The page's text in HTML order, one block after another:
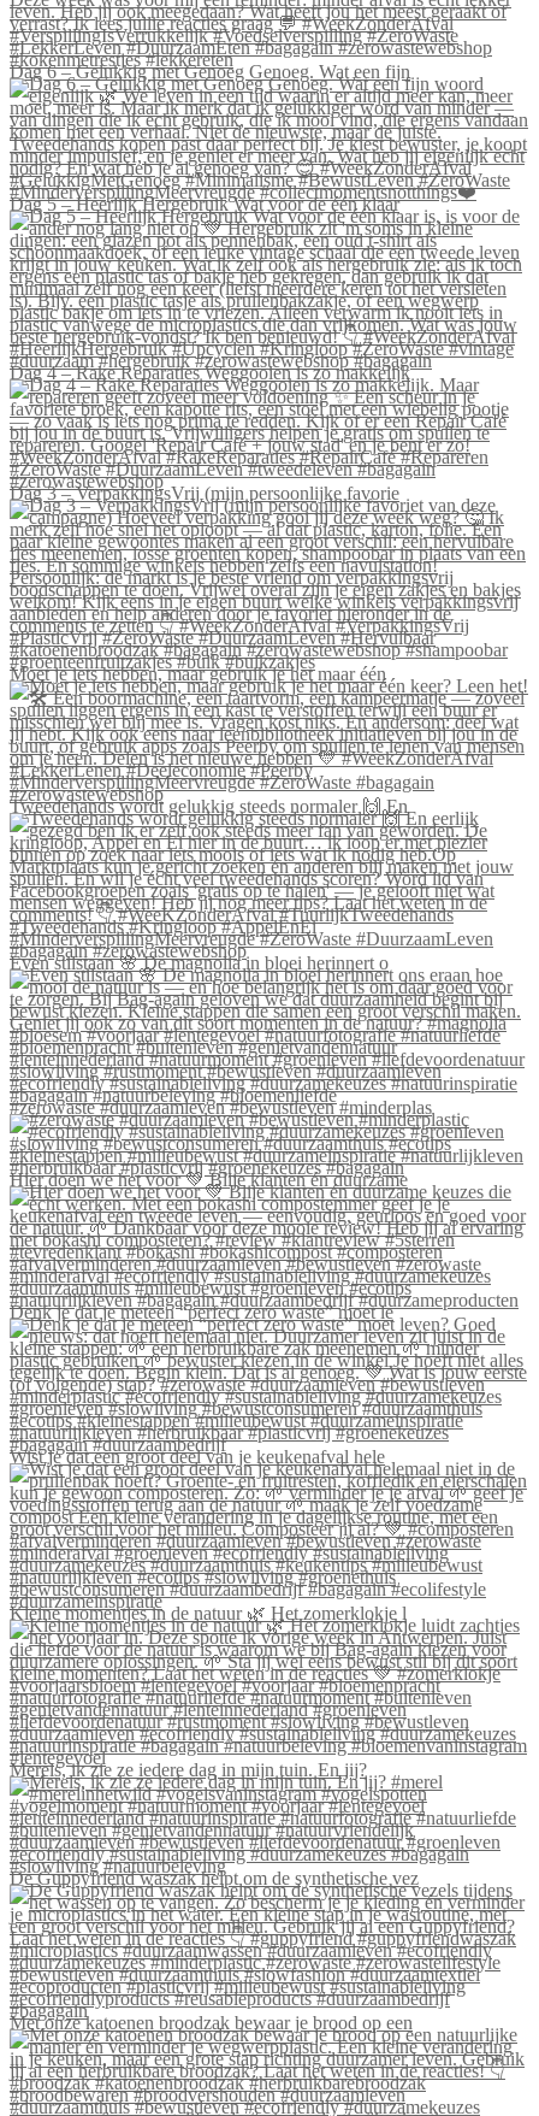
Dag 6 – Gelukkig met Genoeg Genoeg. Wat een fijn
Dag 5 – Heerlijk Hergebruik Wat voor de één klaar
Dag 4 – Rake Reparaties Weggooien is zo makkelijk
Dag 3 – VerpakkingsVrij (mijn persoonlijke favorie
Moet je iets hebben, maar gebruik je het maar één
Tweedehands wordt gelukkig steeds normaler 🙌 En
Even stilstaan 🌸 De magnolia in bloei herinnert o
#zerowaste #duurzaamleven #bewustleven #minderplas
Hier doen we het voor 💚 Blije klanten én duurzame
Denk je dat je meteen “perfect zero waste” moet le
Wist je dat een groot deel van je keukenafval hele
Kleine momentjes in de natuur 🌿 Het zomerklokje l
Merels, ik zie ze iedere dag in mijn tuin. En jij?
De Guppyfriend waszak helpt om de synthetische vez
Met onze katoenen broodzak bewaar je brood op een